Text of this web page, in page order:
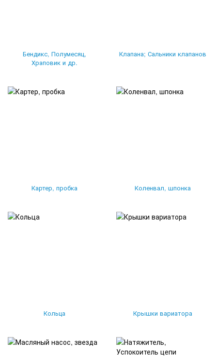
Бендикс, Полумесяц,
Храповик и др.
Клапана; Сальники клапанов
Картер, пробка Коленвал, шпонка
Кольца Крышки вариатора